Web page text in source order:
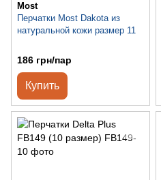
Most
Перчатки Most Dakota из
натуральной кожи размер 11
186 грн/пар
Купить